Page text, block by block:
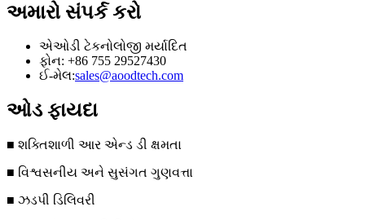
અમારો સંપર્ક કરો
એઓડી ટેકનોલોજી મર્યાદિત
ફોન: +86 755 29527430
ઈ-મેલ:sales@aoodtech.com
ઓડ ફાયદા
■ શક્તિશાળી આર એન્ડ ડી ક્ષમતા
■ વિશ્વસનીય અને સુસંગત ગુણવત્તા
■ ઝડપી ડિલિવરી